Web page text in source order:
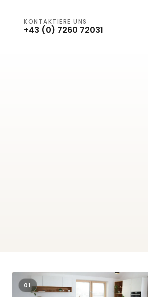
KONTAKTIERE UNS
+43 (0) 7260 72031
01